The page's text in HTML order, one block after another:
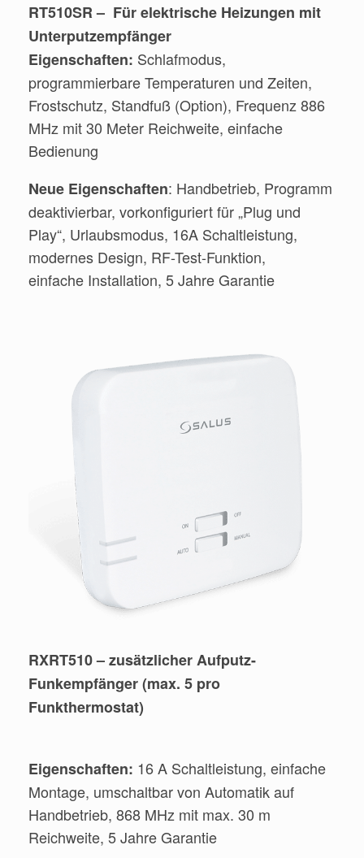
RT510SR – Für elektrische Heizungen mit
Unterputzempfänger
Eigenschaften: Schlafmodus,
programmierbare Temperaturen und Zeiten,
Frostschutz, Standfuß (Option), Frequenz 886
MHz mit 30 Meter Reichweite, einfache
Bedienung
Neue Eigenschaften: Handbetrieb, Programm
deaktivierbar, vorkonfiguriert für „Plug und
Play“, Urlaubsmodus, 16A Schaltleistung,
modernes Design, RF-Test-Funktion,
einfache Installation, 5 Jahre Garantie
RXRT510 – zusätzlicher Aufputz-
Funkempfänger (max. 5 pro
Funkthermostat)
Eigenschaften: 16 A Schaltleistung, einfache
Montage, umschaltbar von Automatik auf
Handbetrieb, 868 MHz mit max. 30 m
Reichweite, 5 Jahre Garantie